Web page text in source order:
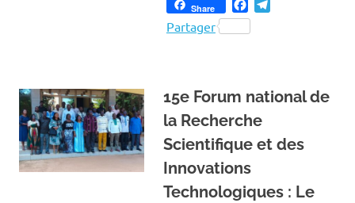
Share Facebook
Partager
15e Forum national de
la Recherche
Scientifique et des
Innovations
Technologiques : Le